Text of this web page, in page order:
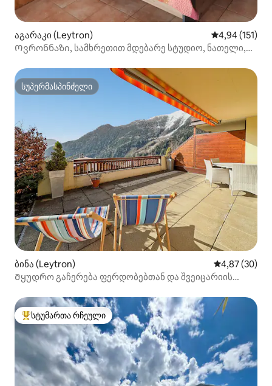
აგარაკი (Leytron) საშუალო
4,94 (151)
Ოვრონნაზი, სამხრეთით მდებარე სტუდიო, ნათელი,
სუპერმასპინძელი
სუპერმასპინძელი
ბინა (Leytron) საშუალო
4,87 (30)
Მყუდრო გაჩერება ფერდობებთან და შვეიცარიის
სტუმართა რჩეული მოწინავე ვარიანტი
სტუმართა რჩეული